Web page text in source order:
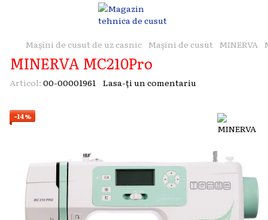
Mașini de cusut de uz casnic Mașini de cusut MINERVA
MINERVA MC210Pro
Articol: 00-00001961 Lasa-ți un comentariu
−14%